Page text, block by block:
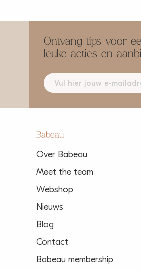
Ontvang tips voor
leuke acties en
Babeau
Over Babeau
Meet the team
Webshop
Nieuws
Blog
Contact
Babeau membership